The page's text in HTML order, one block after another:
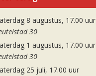
8 augustus, 17.00 uur
30
1 augustus, 17.00 uur
30
25 juli, 17.00 uur